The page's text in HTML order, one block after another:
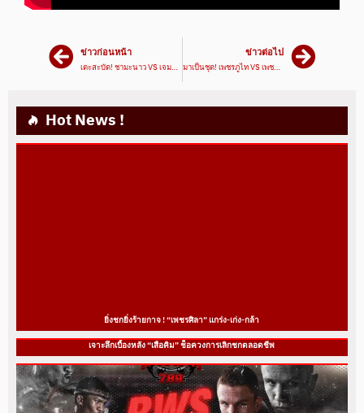
ข่าวก่อนหน้า
เตะสะบัด! ชามะนาว VS เจมส์ศักดิ์ #ไฮไลท์มวย | ศึกมวยมันส์วันศุกร์ เวทีมวยรังสิต
ข่าวต่อไป
มาเป็นชุด! เพชรภูไท VS เพชรศรีธนญชัย | ศึกมวยมันส์สนั่นเมือง 30 ก.ค. 67
Hot News !
ยิ่งชกยิ่งร้ายกาจ ! “เพชรศิลา” แกร่ง-เก่ง-กล้า
เจาะลึกเบื้องหลัง “เสือคิม” ช็อควงการเลิกชกตลอดชีพ